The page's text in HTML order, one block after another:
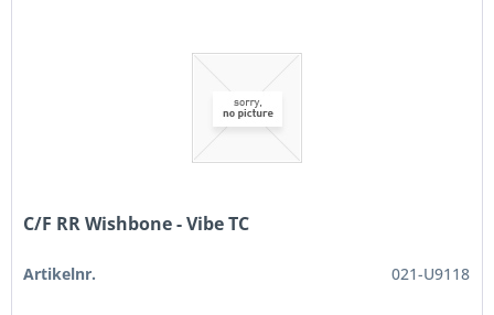
C/F RR Wishbone - Vibe TC
Artikelnr. 021-U9118